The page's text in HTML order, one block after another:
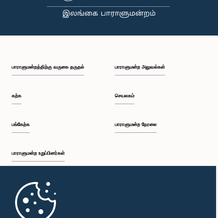
பாராளுமன்றத்திற்கு வருகை தருதல்
கற்க
பங்கேற்க
பாராளுமன்ற உறுப்பினர்கள்
முதற்பக்கம்
பாராளுமன்ற அலுவல்கள்
செயலகம்
பாராளுமன்ற நேரலை